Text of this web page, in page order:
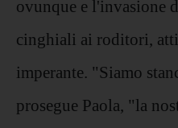
ovunque e l'invasione
cinghiali ai roditori,
imperante. "Siamo
prosegue Paola, "la